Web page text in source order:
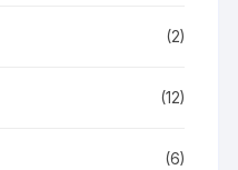
(2)
(12)
(6)